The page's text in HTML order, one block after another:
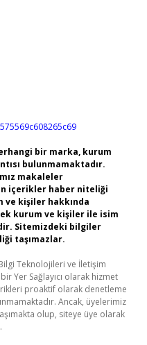
bir marka, kurum
bulunmamaktadır.
makaleler
içerikler haber niteliği
ve kişiler hakkında
kurum ve kişiler ile isim
Sitemizdeki bilgiler
taşımazlar.
Teknolojileri ve İletişim
Yer Sağlayıcı olarak hizmet
proaktif olarak denetleme
Ancak, üyelerimiz
olup, siteye üye olarak